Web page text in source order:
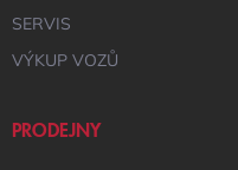
SERVIS
VÝKUP VOZŮ
PRODEJNY